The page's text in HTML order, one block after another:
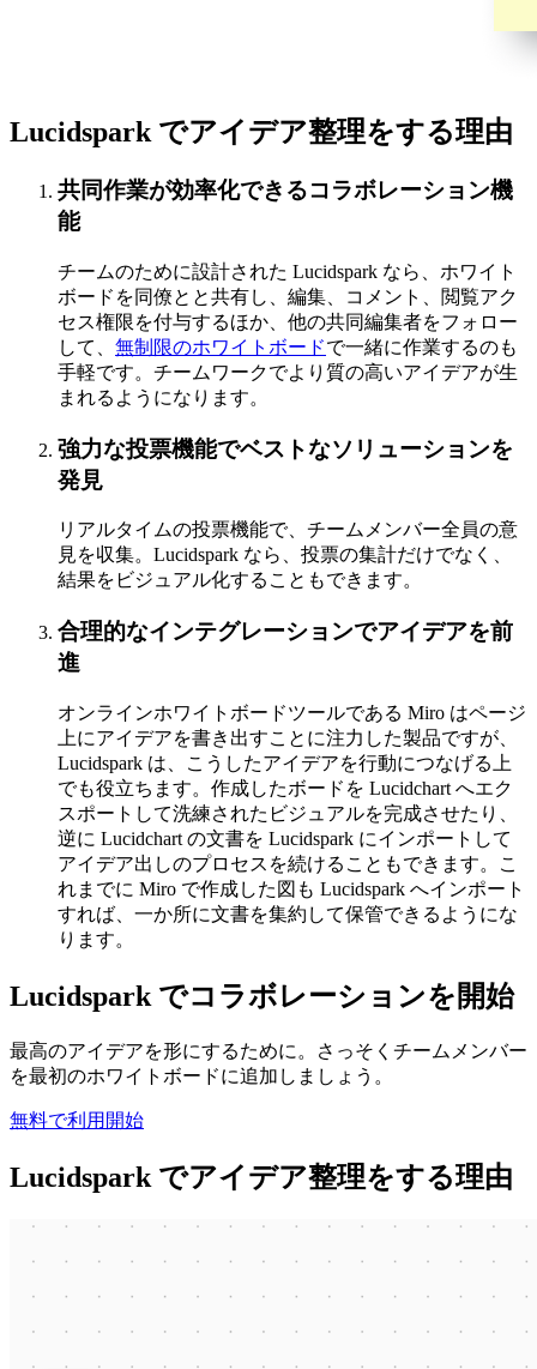
Lucidspark でアイデア整理をする理由
共同作業が効率化できるコラボレーション機
能
チームのために設計された Lucidspark なら、ホワイト
ボードを同僚とと共有し、編集、コメント、閲覧アク
セス権限を付与するほか、他の共同編集者をフォロー
して、 無制限のホワイトボードで一緒に作業するのも
手軽です。チームワークでより質の高いアイデアが生
まれるようになります。
強力な投票機能でベストなソリューションを
発見
リアルタイムの投票機能で、チームメンバー全員の意
見を収集。Lucidspark なら、投票の集計だけでなく、
結果をビジュアル化することもできます。
合理的なインテグレーションでアイデアを前
進
オンラインホワイトボードツールである Miro はページ
上にアイデアを書き出すことに注力した製品ですが、
Lucidspark は、こうしたアイデアを行動につなげる上
でも役立ちます。作成したボードを Lucidchart へエク
スポートして洗練されたビジュアルを完成させたり、
逆に Lucidchart の文書を Lucidspark にインポートして
アイデア出しのプロセスを続けることもできます。こ
れまでに Miro で作成した図も Lucidspark へインポート
すれば、一か所に文書を集約して保管できるようにな
ります。
Lucidspark でコラボレーションを開始
最高のアイデアを形にするために。さっそくチームメンバー
を最初のホワイトボードに追加しましょう。
無料で利用開始
Lucidspark でアイデア整理をする理由